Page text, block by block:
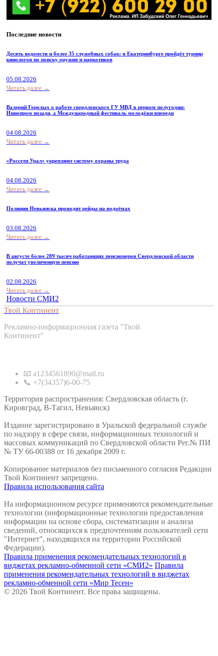
Последние новости
Десять ведомств и более 35 служебных собак: в Екатеринбурге пройдёт турнир
кинологов по поиску оружия и наркотиков
05.08.2026
Читать далее →
Валерий Горелых о работе свердловского ГУ МВД в первом полугодии:
Иннопром позади, а Международный фестиваль молодёжи впереди
04.08.2026
Читать далее →
«Россети Урал» укрепляют систему охраны труда
04.08.2026
Читать далее →
Полиция Невьянска проводит рейды на водоёмах
03.08.2026
Читать далее →
В августе более 289 тысяч работающих пенсионеров Свердловской области
получат увеличенную пенсию
02.08.2026
Читать далее →
Новости СМИ2
Твой Континент
Рекламно-информационная газета "Твой
Континент"
📧 a1234561890@mail.ru
📞 +7(34357)6-00-75
Территория распространения: Свердловская область (г.
Кировград, В-Тагил, Невьянск)
Издание зарегистрировано в Уральской федеральной службе
по надзору в сфере связи, информационных технологий и
массовых коммуникаций по Свердловской области Рег.№ ПИ
№ ТУ 66-00388 от 16 декабря 2009 г.
Копирование материалов без письменного согласия Редакции
Твой Континент запрещено.
Правила использования сайта
На информационном ресурсе применяются рекомендательные
технологии (информационные технологии предоставления
информации на основе сбора, систематизации и анализа
сведений, относящихся к предпочтениям пользователей сети
"Интернет", находящихся на территории Российской
Федерации).
Правила применения рекомендательных технологий в
виджетах рекламно-обменной сети «СМИ2» Правила
применения рекомендательных технологий в виджетах
рекламно-обменной сети «Мир Тесен»
© 2026 Твой Континент. Все права защищены.